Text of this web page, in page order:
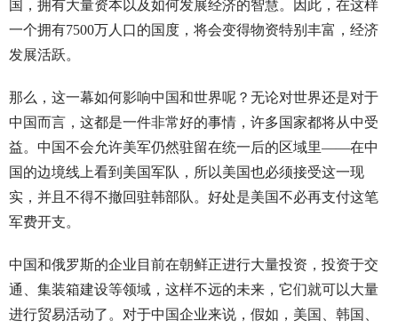
国，拥有大量资本以及如何发展经济的智慧。因此，在这样
一个拥有7500万人口的国度，将会变得物资特别丰富，经济
发展活跃。
那么，这一幕如何影响中国和世界呢？无论对世界还是对于
中国而言，这都是一件非常好的事情，许多国家都将从中受
益。中国不会允许美军仍然驻留在统一后的区域里——在中
国的边境线上看到美国军队，所以美国也必须接受这一现
实，并且不得不撤回驻韩部队。好处是美国不必再支付这笔
军费开支。
中国和俄罗斯的企业目前在朝鲜正进行大量投资，投资于交
通、集装箱建设等领域，这样不远的未来，它们就可以大量
进行贸易活动了。对于中国企业来说，假如，美国、韩国、